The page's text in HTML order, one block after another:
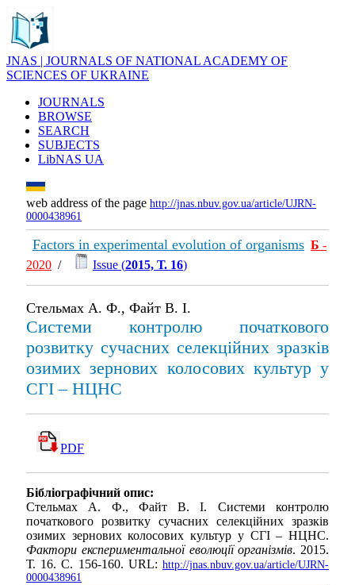
JNAS | JOURNALS OF NATIONAL ACADEMY OF
SCIENCES OF UKRAINE
JOURNALS
BROWSE
SEARCH
SUBJECTS
LibNAS UA
web address of the page http://jnas.nbuv.gov.ua/article/UJRN-
0000438961
Factors in experimental evolution of organisms Б -
2020 / Issue (2015, Т. 16)
Стельмах А. Ф., Файт В. І.
Системи контролю початкового
розвитку сучасних селекційних зразків
озимих зернових колосових культур у
СГІ – НЦНС
PDF
Бібліографічний опис:
Стельмах А. Ф., Файт В. І. Системи контролю
початкового розвитку сучасних селекційних зразків
озимих зернових колосових культур у СГІ – НЦНС.
Фактори експериментальної еволюції організмів. 2015.
Т. 16. С. 156-160. URL: http://jnas.nbuv.gov.ua/article/UJRN-
0000438961